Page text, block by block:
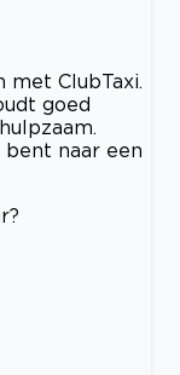
met ClubTaxi.
goed
bent naar een